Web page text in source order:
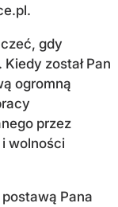
gdy
został Pan
ogromną
przez
wolności
Pana